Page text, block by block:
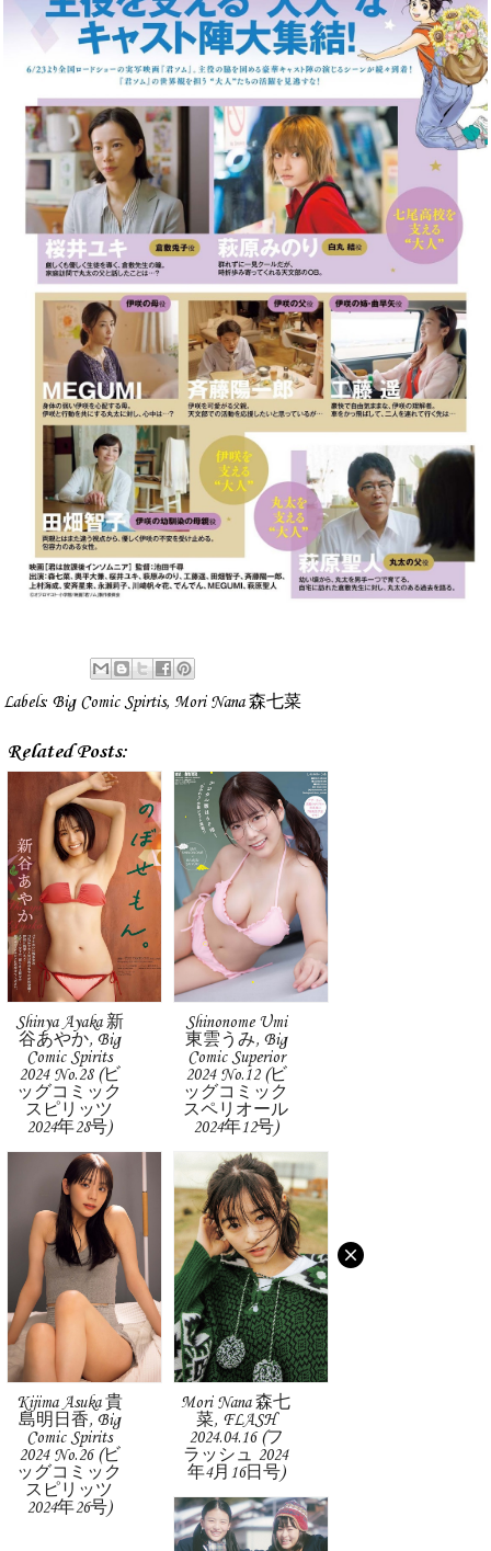
Labels: Big Comic Spirtis, Mori Nana 森七菜
Related Posts:
Shinya Ayaka 新
谷あやか, Big
Comic Spirits
2024 No.28 (ビ
ッグコミック
スピリッツ
2024年28号)
Shinonome Umi
東雲うみ, Big
Comic Superior
2024 No.12 (ビ
ッグコミック
スペリオール
2024年12号)
Kijima Asuka 貴
島明日香, Big
Comic Spirits
2024 No.26 (ビ
ッグコミック
スピリッツ
2024年26号)
Mori Nana 森七
菜, FLASH
2024.04.16 (フ
ラッシュ 2024
年4月16日号)